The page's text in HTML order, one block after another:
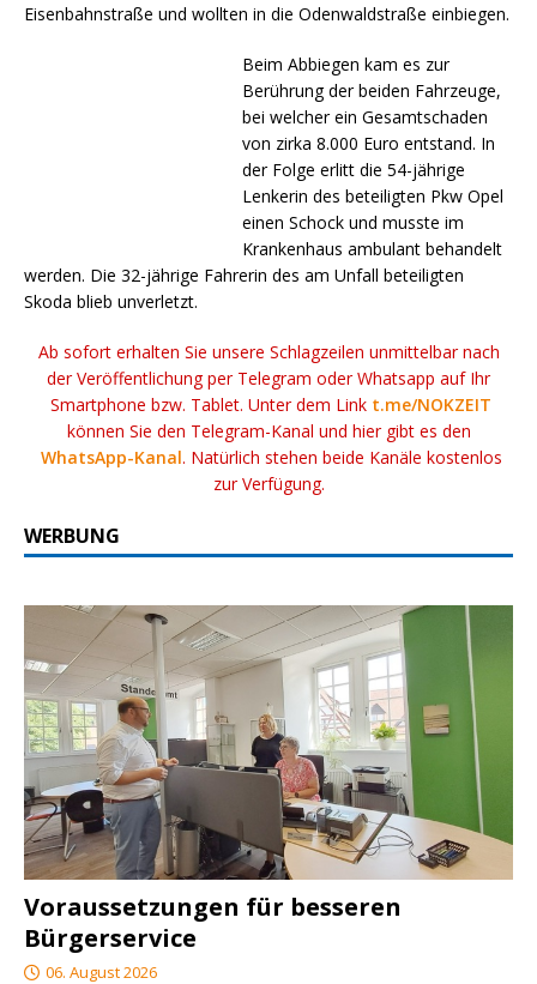
Eisenbahnstraße und wollten in die Odenwaldstraße einbiegen.
Beim Abbiegen kam es zur
Berührung der beiden Fahrzeuge,
bei welcher ein Gesamtschaden
von zirka 8.000 Euro entstand. In
der Folge erlitt die 54-jährige
Lenkerin des beteiligten Pkw Opel
einen Schock und musste im
Krankenhaus ambulant behandelt
werden. Die 32-jährige Fahrerin des am Unfall beteiligten
Skoda blieb unverletzt.
Ab sofort erhalten Sie unsere Schlagzeilen unmittelbar nach
der Veröffentlichung per Telegram oder Whatsapp auf Ihr
Smartphone bzw. Tablet. Unter dem Link t.me/NOKZEIT
können Sie den Telegram-Kanal und hier gibt es den
WhatsApp-Kanal. Natürlich stehen beide Kanäle kostenlos
zur Verfügung.
WERBUNG
Voraussetzungen für besseren
Bürgerservice
06. August 2026